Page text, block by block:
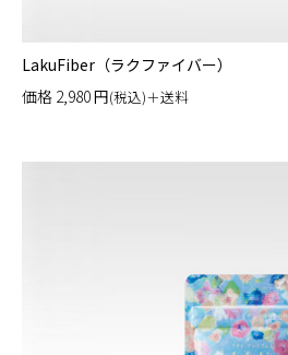
LakuFiber（ラクファイバー）
価格 2,980円(税込)＋送料